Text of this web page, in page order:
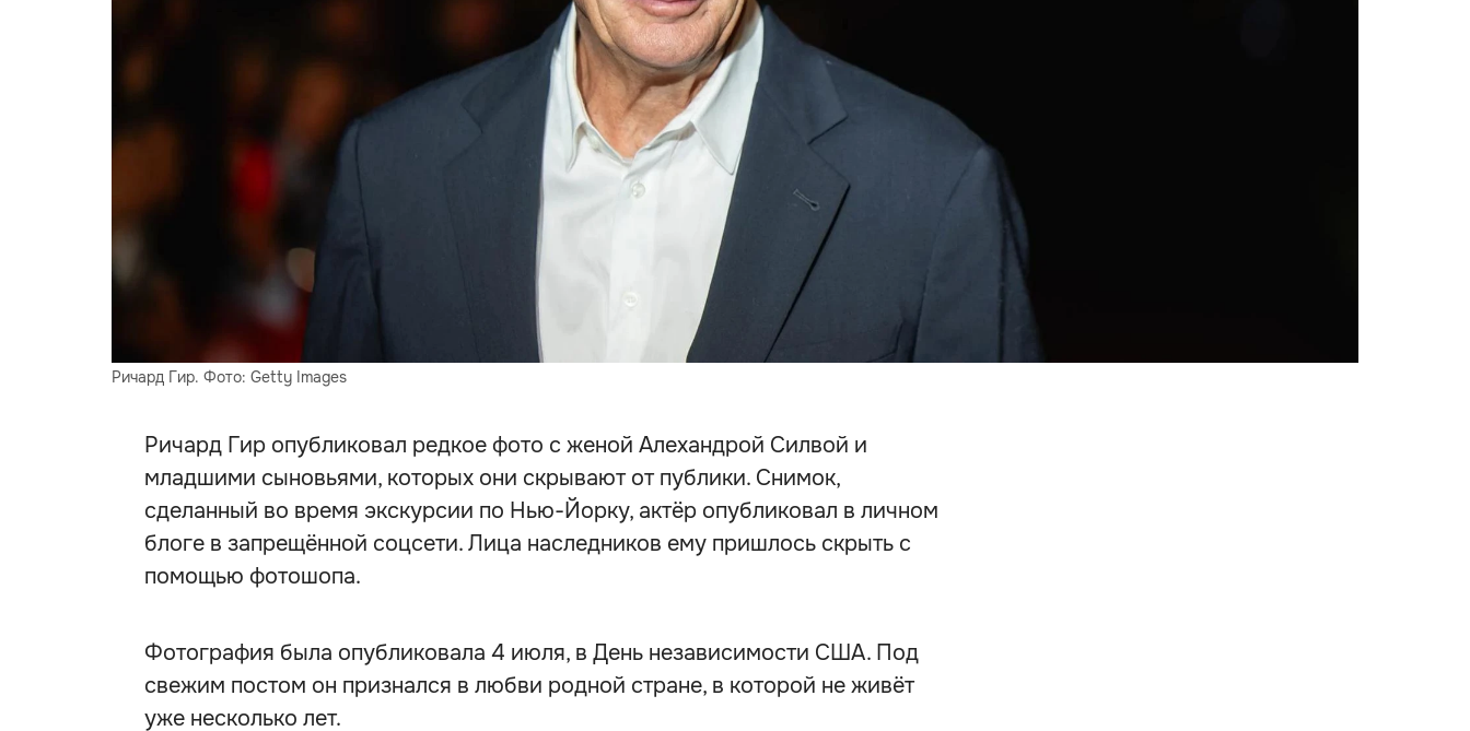
Ричард Гир. Фото: Getty Images
Ричард Гир опубликовал редкое фото с женой Алехандрой Силвой и
младшими сыновьями, которых они скрывают от публики. Снимок,
сделанный во время экскурсии по Нью-Йорку, актёр опубликовал в личном
блоге в запрещённой соцсети. Лица наследников ему пришлось скрыть с
помощью фотошопа.
Фотография была опубликовала 4 июля, в День независимости США. Под
свежим постом он признался в любви родной стране, в которой не живёт
уже несколько лет.